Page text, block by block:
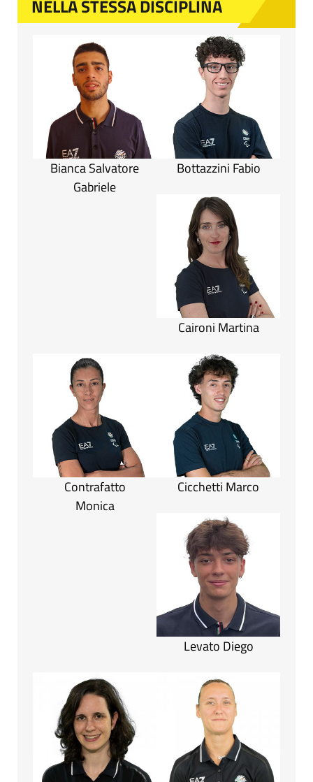
NELLA STESSA DISCIPLINA
Bianca Salvatore
Gabriele
Bottazzini Fabio
Caironi Martina
Contrafatto
Monica
Cicchetti Marco
Levato Diego